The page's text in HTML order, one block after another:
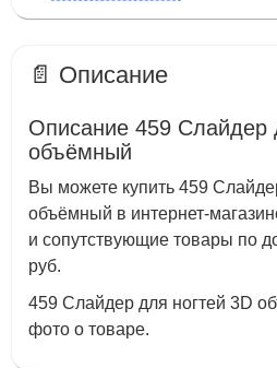
📄 Описание
Описание 459 Слайдер
объёмный
Вы можете купить 459
объёмный в интернет-
и сопутствующие товары по
руб.
459 Слайдер для ногтей 3D
фото о товаре.